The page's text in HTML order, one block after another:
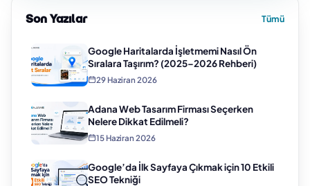
Son Yazılar Tümü
Google Haritalarda İşletmemi Nasıl Ön
Sıralara Taşırım? (2025–2026 Rehberi)
29 Haziran 2026
Adana Web Tasarım Firması Seçerken
Nelere Dikkat Edilmeli?
15 Haziran 2026
Google’da İlk Sayfaya Çıkmak için 10 Etkili
SEO Tekniği